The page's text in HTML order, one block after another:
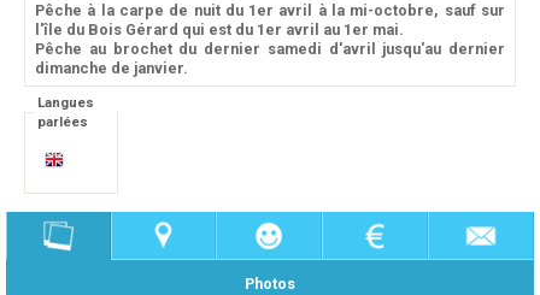
Pêche à la carpe de nuit du 1er avril à la mi-octobre, sauf sur
l'île du Bois Gérard qui est du 1er avril au 1er mai.
Pêche au brochet du dernier samedi d'avril jusqu'au dernier
dimanche de janvier.
Langues
parlées
Photos